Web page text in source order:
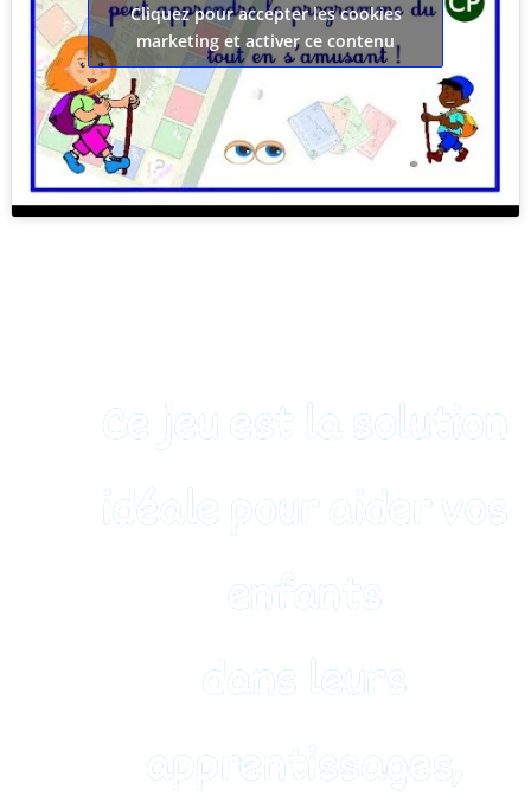
Cliquez pour accepter les cookies
marketing et activer ce contenu
Ce jeu est la solution
idéale pour aider vos
enfants
dans leurs
apprentissages,